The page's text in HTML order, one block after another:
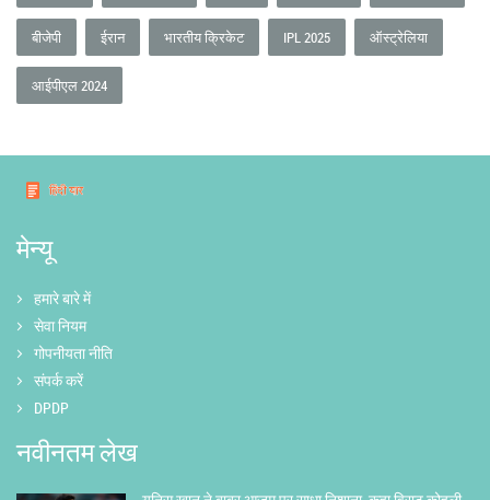
बीजेपी ईरान भारतीय क्रिकेट IPL 2025 ऑस्ट्रेलिया
आईपीएल 2024
मेन्यू
हमारे बारे में
सेवा नियम
गोपनीयता नीति
संपर्क करें
DPDP
नवीनतम लेख